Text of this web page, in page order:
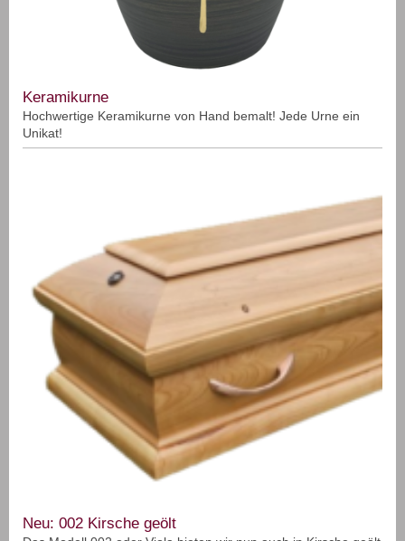
Keramikurne
Hochwertige Keramikurne von Hand bemalt! Jede Urne ein
Unikat!
Neu: 002 Kirsche geölt